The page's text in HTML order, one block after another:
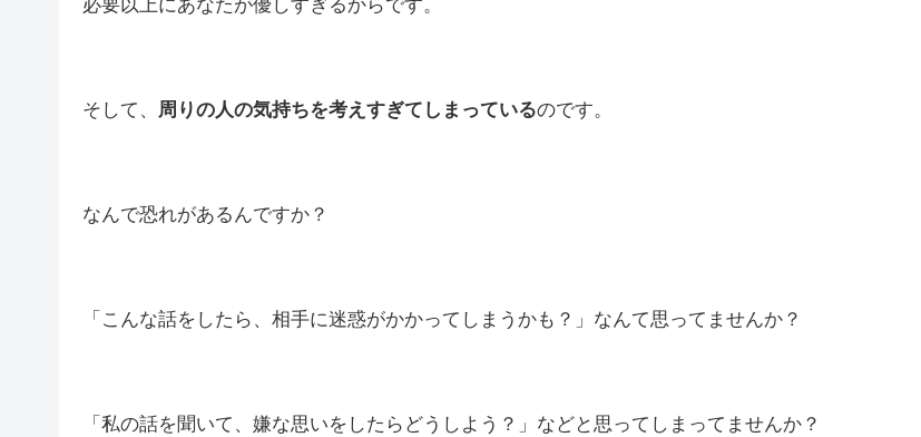
必要以上にあなたが優しすぎるからです。
そして、 周りの人の気持ちを考えすぎてしまっているのです。
なんで恐れがあるんですか？
「こんな話をしたら、相手に迷惑がかかってしまうかも？」なんて思ってませんか？
「私の話を聞いて、嫌な思いをしたらどうしよう？」などと思ってしまってませんか？